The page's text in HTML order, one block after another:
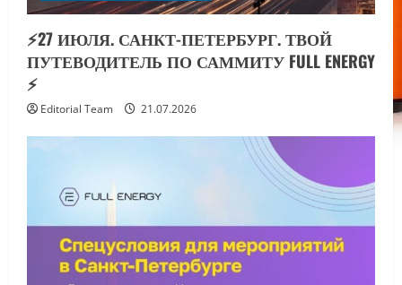
⚡️27 ИЮЛЯ. САНКТ-ПЕТЕРБУРГ. ТВОЙ
ПУТЕВОДИТЕЛЬ ПО САММИТУ FULL ENERGY
⚡️
Editorial Team 21.07.2026